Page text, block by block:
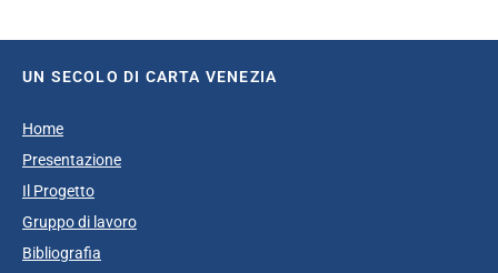
UN SECOLO DI CARTA VENEZIA
Home
Presentazione
Il Progetto
Gruppo di lavoro
Bibliografia